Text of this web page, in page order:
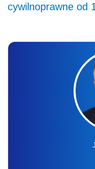
cywilnoprawne od